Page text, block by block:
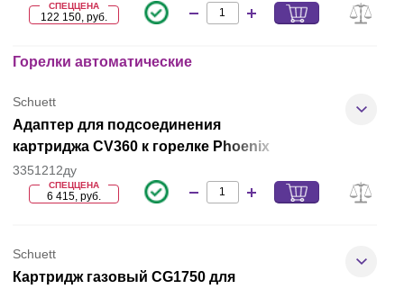
СПЕЦЦЕНА
122 150, руб.
Горелки автоматические
Schuett
Адаптер для подсоединения
картриджа СV360 к горелке Phoenix
3351212ду
СПЕЦЦЕНА
6 415, руб.
Schuett
Картридж газовый CG1750 для